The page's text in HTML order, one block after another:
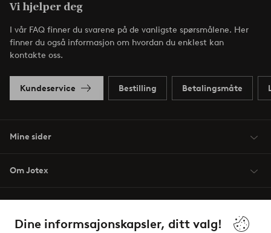
Dine informsajonskapsler, ditt valg!
Vi hjelper deg
I vår FAQ finner du svarene på de vanligste spørsmålene. Her
finner du også informasjon om hvordan du enklest kan
kontakte oss.
Kundeservice Bestilling Betalingsmåte
Mine sider
Om Jotex